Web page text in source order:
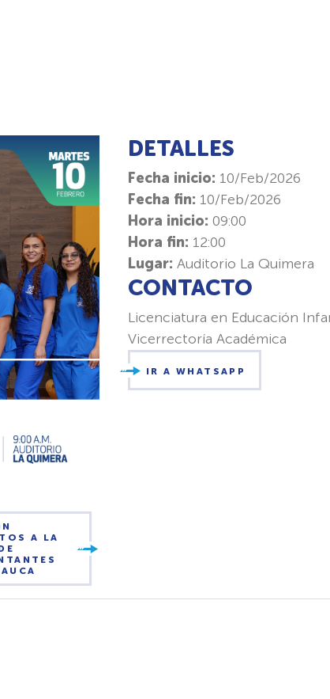
A LA
DETALLES
Fecha inicio: 10/Feb/2026
Fecha fin: 10/Feb/2026
Hora inicio: 09:00
Hora fin: 12:00
Lugar: Auditorio La Quimera
CONTACTO
Licenciatura en Educación
Vicerrectoría Académica
IR A WHATSAPP